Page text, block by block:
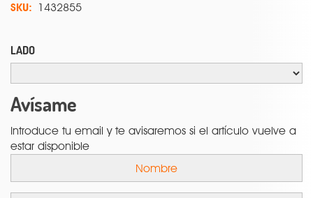
SKU: 1432855
LADO
Avísame
Introduce tu email y te avisaremos si el artículo vuelve a
estar disponible